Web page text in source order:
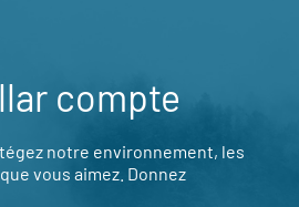
compte
notre environnement, les
vous aimez. Donnez